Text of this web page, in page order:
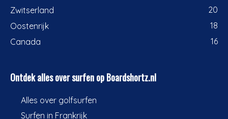
Zwitserland
20
Oostenrijk
18
Canada
16
Ontdek alles over surfen op Boardshortz.nl
Alles over golfsurfen
Surfen in Frankrijk